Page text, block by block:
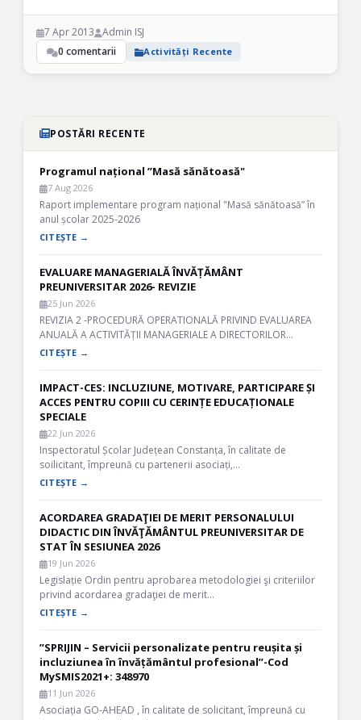
7 Apr 2013
Admin ISJ
0 comentarii
Activități Recente
POSTĂRI RECENTE
Programul național ”Masă sănătoasă"
7 Aug 2026
Raport implementare program național "Masă sănătoasă” în
anul școlar 2025-2026
CITEȘTE →
EVALUARE MANAGERIALĂ ÎNVĂȚĂMÂNT
PREUNIVERSITAR 2026- REVIZIE
25 Jun 2026
REVIZIA 2 -PROCEDURĂ OPERATIONALĂ PRIVIND EVALUAREA
ANUALĂ A ACTIVITĂȚII MANAGERIALE A DIRECTORILOR…
CITEȘTE →
IMPACT-CES: INCLUZIUNE, MOTIVARE, PARTICIPARE ȘI
ACCES PENTRU COPIII CU CERINȚE EDUCAȚIONALE
SPECIALE
22 Jun 2026
Inspectoratul Școlar Județean Constanța, în calitate de
soilicitant, împreună cu partenerii asociați,…
CITEȘTE →
ACORDAREA GRADAŢIEI DE MERIT PERSONALULUI
DIDACTIC DIN ÎNVĂŢĂMÂNTUL PREUNIVERSITAR DE
STAT ÎN SESIUNEA 2026
19 Jun 2026
Legislație Ordin pentru aprobarea metodologiei şi criteriilor
privind acordarea gradaţiei de merit…
CITEȘTE →
”SPRIJIN – Servicii personalizate pentru reușita și
incluziunea în învățământul profesional”-Cod
MySMIS2021+: 348970
11 Jun 2026
Asociația GO-AHEAD , în calitate de solicitant, împreună cu